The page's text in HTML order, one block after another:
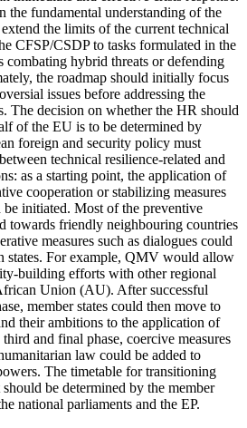
the fundamental understanding of the
the limits of the current technical
CFSP/CSDP to tasks formulated in the
combating hybrid threats or defending
the roadmap should initially focus
issues before addressing the
The decision on whether the HR should
of the EU is to be determined by
foreign and security policy must
technical resilience-related and
as a start­ing point, the application of
cooperation or stabilizing measures
initiated. Most of the preventive
towards friend­ly neighbouring countries
measures such as dia­logues could
states. For example, QMV would allow
building efforts with other regional
Union (AU). After successful
member states could then move to
their ambitions to the applica­tion of
and final phase, coercive measures
law could be added to
The timetable for transitioning
be determined by the member
national parliaments and the EP.